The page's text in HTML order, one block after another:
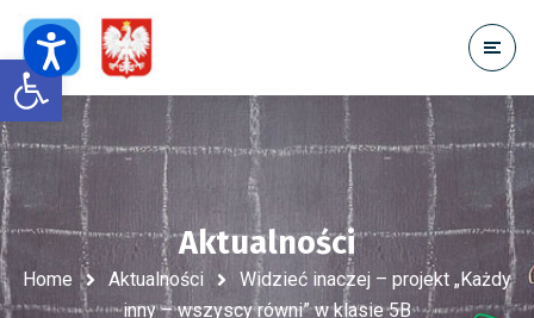
Open toolbar
Aktualności
Home Aktualności
Widzieć inaczej – projekt „Każdy
inny – wszyscy równi” w klasie 5B